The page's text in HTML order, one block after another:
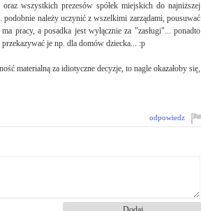
wszystkich prezesów spółek miejskich do najniższej
należy uczynić z wszelkimi zarządami, pousuwać
pracy, a posadka jest wyłącznie za "zasługi"... ponadto
je np. dla domów dziecka... :p
materialną za idiotyczne decyzje, to nagle okazałoby się,
odpowiedz